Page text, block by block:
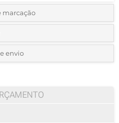
marcação
cores do logotipo:
lado)
envio